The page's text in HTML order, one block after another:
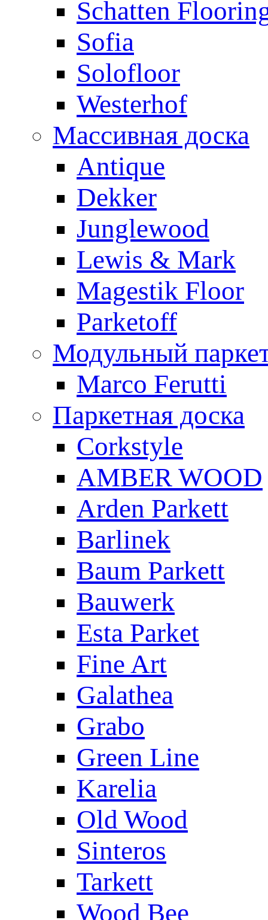
Schatten
Sofia
Solofloor
Westerhof
Массивная доска
Antique
Dekker
Junglewood
Lewis & Mark
Magestik Floor
Parketoff
Модульный
Marco Ferutti
Паркетная доска
Corkstyle
AMBER WOOD
Arden Parkett
Barlinek
Baum Parkett
Bauwerk
Esta Parket
Fine Art
Galathea
Grabo
Green Line
Karelia
Old Wood
Sinteros
Tarkett
Wood Bee